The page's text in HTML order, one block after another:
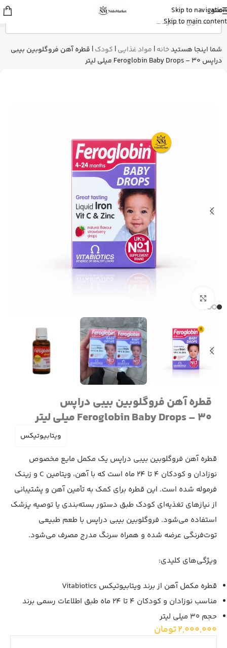
Skip to navigation
Skip to main content
منو
شما اینجا هستیدخانه| مواد غذایی| کودک| قطره آهن فروگلوبین بیبی
دراپس Feroglobin Baby Drops – 30 میلی لیتر
قطره آهن فروگلوبین بیبی دراپس
Feroglobin Baby Drops – 30 میلی لیتر
ویتابیوتیکس
قطره آهن فروگلوبین بیبی دراپس یک مکمل مایع مخصوص
نوزادان و کودکان 4 تا 24 ماه است که با آهن، ویتامین C و زینک
فرموله شده است. این قطره برای کمک به تأمین آهن و پشتیبانی
از نیازهای تغذیه‌ای کودک طبق دستور بسته‌بندی یا توصیه پزشک
استفاده می‌شود. فروگلوبین بیبی دراپس با طعم طبیعی
توت‌فرنگی عرضه شده و همراه سرنگ مدرج مصرف می‌شود.
ویژگی‌های کلیدی:
قطره مکمل آهن از برند ویتابیوتیکس Vitabiotics
مناسب نوزادان و کودکان 4 تا 24 ماه طبق اطلاعات رسمی برند
حجم 30 میلی لیتر
2,000,000تومان
شایلیاز تهران
ژل شستشوی بدن ویکتوریا سکرت رو
3 دقیقه پیش